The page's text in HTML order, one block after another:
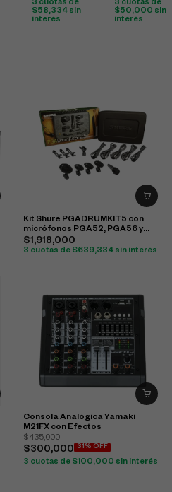
3 cuotas de
$58,334 sin
interés
3 cuotas de
$50,000 sin
interés
Kit Shure PGADRUMKIT5 con
micrófonos PGA52, PGA56 y
PGA57 para batería
$1,918,000
3 cuotas de $639,334 sin interés
Consola Analógica Yamaki
M21FX con Efectos
$435,000
$300,000 31% OFF
3 cuotas de $100,000 sin interés